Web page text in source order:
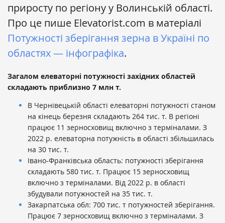
приросту по регіону у Волинській області.
Про це пише Elevatorist.com в матеріалі
Потужності зберігання зерна в Україні по
областях — інфографіка.
Загалом елеваторні потужності західних областей
складають приблизно 7 млн т.
В Чернівецькій області елеваторні потужності станом
на кінець березня складають 264 тис. т. В регіоні
працює 11 зерносховищ включно з терміналами. З
2022 р. елеваторна потужність в області збільшилась
на 30 тис. т.
Івано-Франківська область: потужності зберігання
складають 580 тис. т. Працює 15 зерносховищ
включно з терміналами. Від 2022 р. в області
збудували потужностей на 35 тис. т.
Закарпатська обл: 700 тис. т потужностей зберігання.
Працює 7 зерносховищ включно з терміналами. З